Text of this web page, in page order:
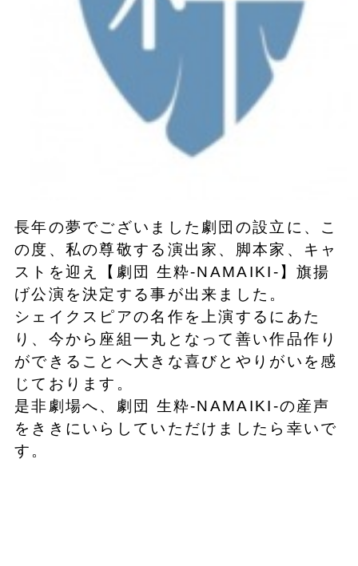
長年の夢でございました劇団の設立に、こ
の度、私の尊敬する演出家、脚本家、キャ
ストを迎え【劇団 生粋-NAMAIKI-】旗揚
げ公演を決定する事が出来ました。
シェイクスピアの名作を上演するにあた
り、今から座組一丸となって善い作品作り
ができることへ大きな喜びとやりがいを感
じております。
是非劇場へ、劇団 生粋-NAMAIKI-の産声
をききにいらしていただけましたら幸いで
す。